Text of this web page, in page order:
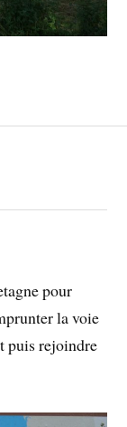
pour
la voie
puis rejoindre